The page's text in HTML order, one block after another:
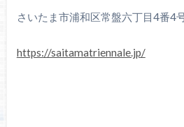
さいたま市浦和区常盤六丁目4番
https://saitamatriennale.jp/